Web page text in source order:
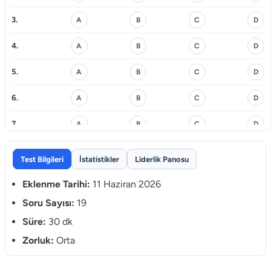
3. A B C D
4. A B C D
5. A B C D
6. A B C D
7. A B C D
8. A B C
10. A
12. A B C D
Test Bilgileri İstatistikler Liderlik Panosu
Eklenme Tarihi: 11 Haziran 2026
Soru Sayısı: 19
Süre: 30 dk
Zorluk: Orta